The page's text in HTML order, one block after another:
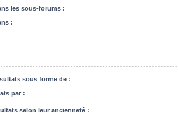
les sous-forums :
:
sous forme de :
par :
selon leur ancienneté :